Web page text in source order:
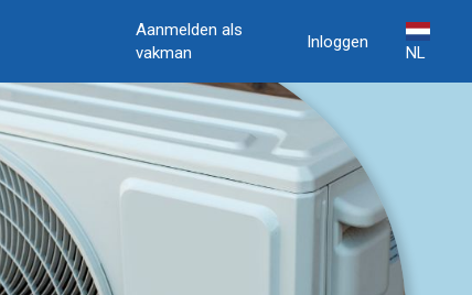
Aanmelden als
vakman
Inloggen
NL